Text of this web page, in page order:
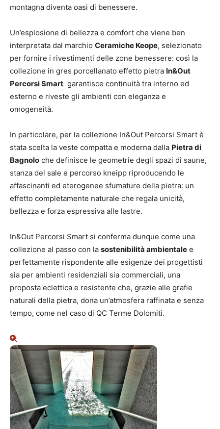
montagna diventa oasi di benessere.
Un’esplosione di bellezza e comfort che viene ben
interpretata dal marchio Ceramiche Keope, selezionato
per fornire i rivestimenti delle zone benessere: così la
collezione in gres porcellanato effetto pietra In&Out
Percorsi Smart garantisce continuità tra interno ed
esterno e riveste gli ambienti con eleganza e
omogeneità.
In particolare, per la collezione In&Out Percorsi Smart è
stata scelta la veste compatta e moderna dalla Pietra di
Bagnolo che definisce le geometrie degli spazi di saune,
stanza del sale e percorso kneipp riproducendo le
affascinanti ed eterogenee sfumature della pietra: un
effetto completamente naturale che regala unicità,
bellezza e forza espressiva alle lastre.
In&Out Percorsi Smart si conferma dunque come una
collezione al passo con la sostenibilità ambientale e
perfettamente rispondente alle esigenze dei progettisti
sia per ambienti residenziali sia commerciali, una
proposta eclettica e resistente che, grazie alle grafie
naturali della pietra, dona un’atmosfera raffinata e senza
tempo, come nel caso di QC Terme Dolomiti.